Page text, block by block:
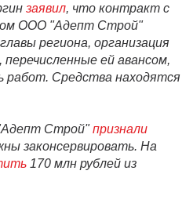
заявил, что контракт с
ООО "Адепт Строй"
региона, организация
перечисленные ей авансом,
работ. Средства находятся
Строй"признали
законсервировать. На
170 млн рублей из